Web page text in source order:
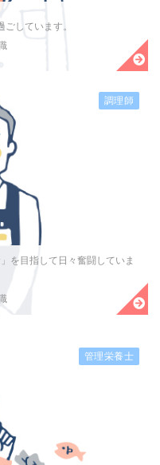
しています。
を目指して日々奮闘していま
調理師
管理栄養士